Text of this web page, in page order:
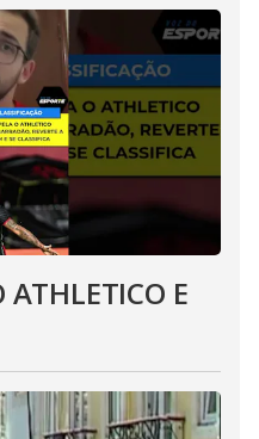
ATHLETICO E